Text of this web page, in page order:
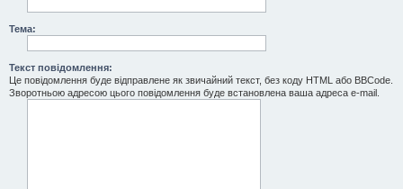
Тема:
Текст повідомлення:
Це повідомлення буде відправлене як звичайний текст, без коду HTML або BBCode.
Зворотньою адресою цього повідомлення буде встановлена ваша адреса e-mail.